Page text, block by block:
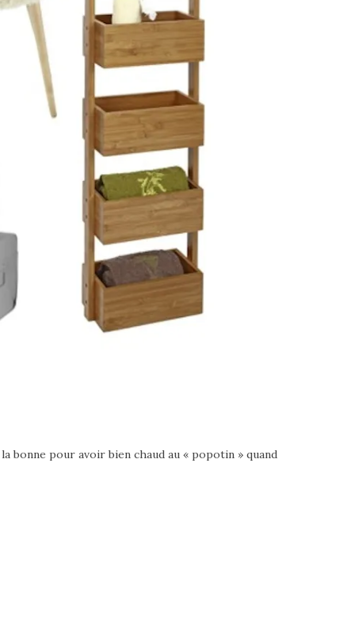
bonne pour avoir bien chaud au « popotin » quand